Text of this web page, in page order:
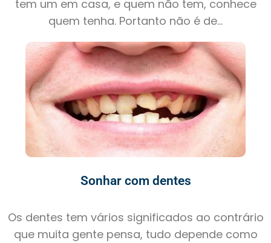
tem um em casa, e quem não tem, conhece
quem tenha. Portanto não é de...
Sonhar com dentes
Os dentes tem vários significados ao contrário
que muita gente pensa, tudo depende como